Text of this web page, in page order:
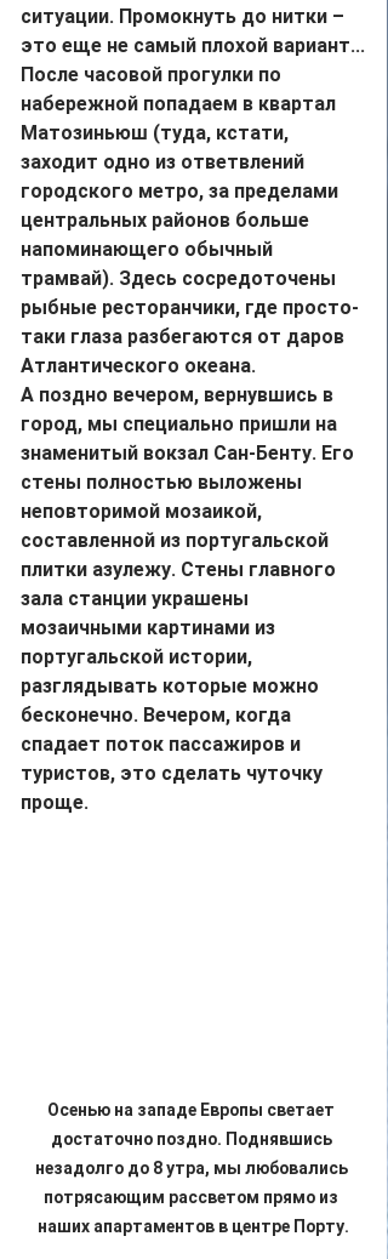
ситуации. Промокнуть до нитки –
это еще не самый плохой вариант...
После часовой прогулки по
набережной попадаем в квартал
Матозиньюш (туда, кстати,
заходит одно из ответвлений
городского метро, за пределами
центральных районов больше
напоминающего обычный
трамвай). Здесь сосредоточены
рыбные ресторанчики, где просто-
таки глаза разбегаются от даров
Атлантического океана.
А поздно вечером, вернувшись в
город, мы специально пришли на
знаменитый вокзал Сан-Бенту. Его
стены полностью выложены
неповторимой мозаикой,
составленной из португальской
плитки азулежу. Стены главного
зала станции украшены
мозаичными картинами из
португальской истории,
разглядывать которые можно
бесконечно. Вечером, когда
спадает поток пассажиров и
туристов, это сделать чуточку
проще.
Осенью на западе Европы светает
достаточно поздно. Поднявшись
незадолго до 8 утра, мы любовались
потрясающим рассветом прямо из
наших апартаментов в центре Порту.